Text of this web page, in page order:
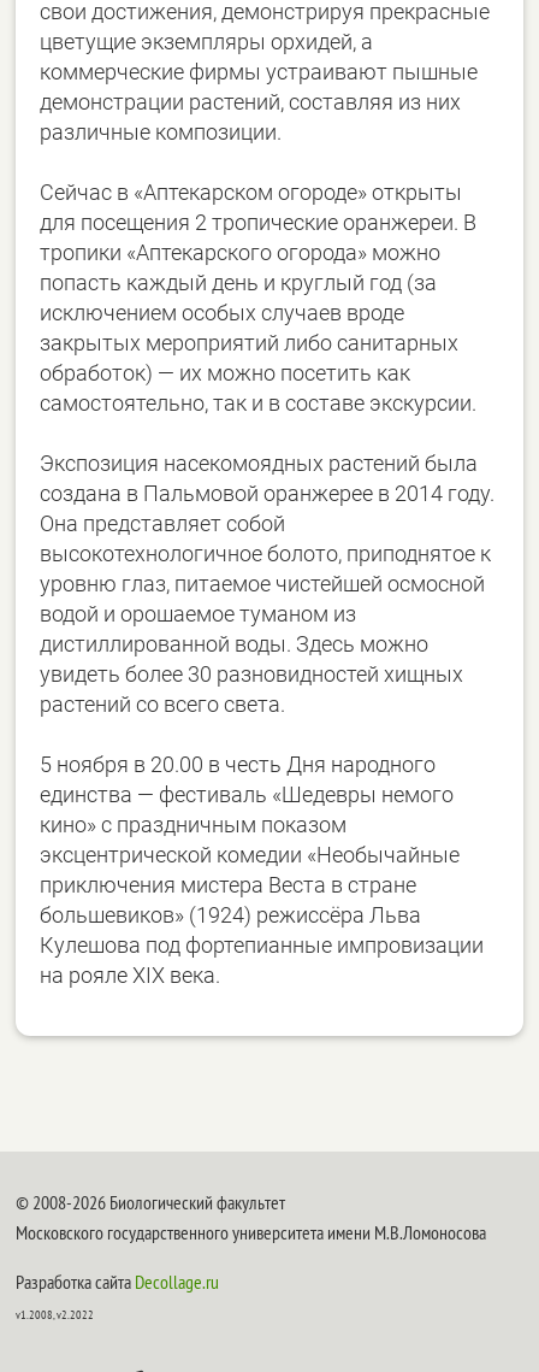
свои достижения, демонстрируя прекрасные
цветущие экземпляры орхидей, а
коммерческие фирмы устраивают пышные
демонстрации растений, составляя из них
различные композиции.
Сейчас в «Аптекарском огороде» открыты
для посещения 2 тропические оранжереи. В
тропики «Аптекарского огорода» можно
попасть каждый день и круглый год (за
исключением особых случаев вроде
закрытых мероприятий либо санитарных
обработок) — их можно посетить как
самостоятельно, так и в составе экскурсии.
Экспозиция насекомоядных растений была
создана в Пальмовой оранжерее в 2014 году.
Она представляет собой
высокотехнологичное болото, приподнятое к
уровню глаз, питаемое чистейшей осмосной
водой и орошаемое туманом из
дистиллированной воды. Здесь можно
увидеть более 30 разновидностей хищных
растений со всего света.
5 ноября в 20.00 в честь Дня народного
единства — фестиваль «Шедевры немого
кино» с праздничным показом
эксцентрической комедии «Необычайные
приключения мистера Веста в стране
большевиков» (1924) режиссёра Льва
Кулешова под фортепианные импровизации
на рояле XIX века.
© 2008-2026 Биологический факультет
Московского государственного университета имени М.В.Ломоносова
Разработка сайта Decollage.ru
v1.2008, v2.2022